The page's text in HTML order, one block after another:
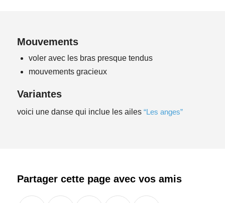
Mouvements
voler avec les bras presque tendus
mouvements gracieux
Variantes
voici une danse qui inclue les ailes“Les anges”